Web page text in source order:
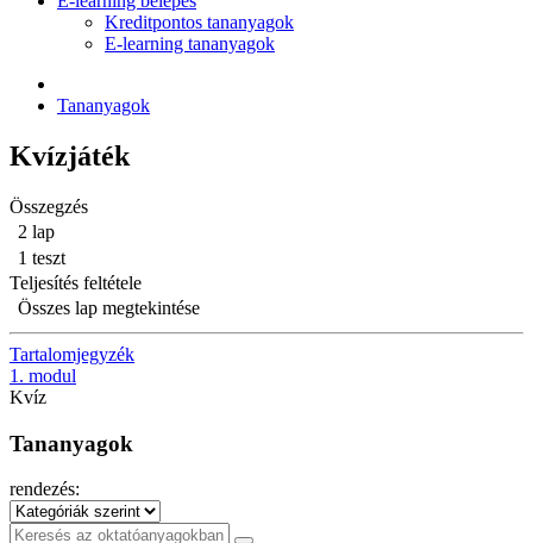
Kreditpontos tananyagok
E-learning tananyagok
Tananyagok
Kvízjáték
Összegzés
2 lap
1 teszt
Teljesítés feltétele
Összes lap megtekintése
Tartalomjegyzék
1. modul
Kvíz
Tananyagok
rendezés: